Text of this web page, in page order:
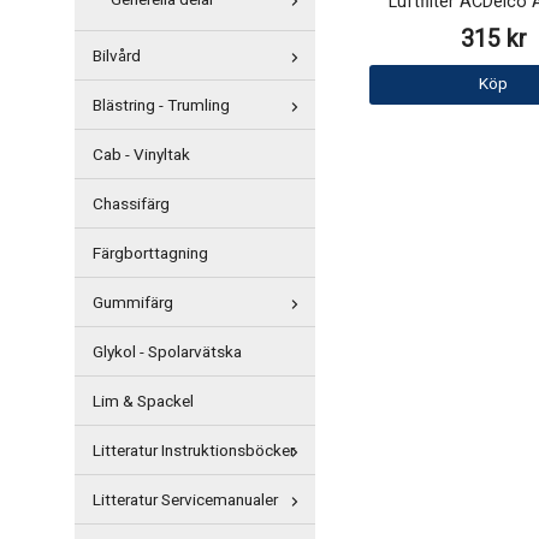
Bilvård
Blästring - Trumling
Cab - Vinyltak
Chassifärg
Färgborttagning
Gummifärg
Glykol - Spolarvätska
Lim & Spackel
Litteratur Instruktionsböcker
Litteratur Servicemanualer
315 kr
Köp